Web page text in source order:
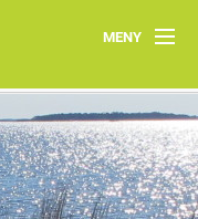
MENY
Hem
Aktuellt
Vår krets